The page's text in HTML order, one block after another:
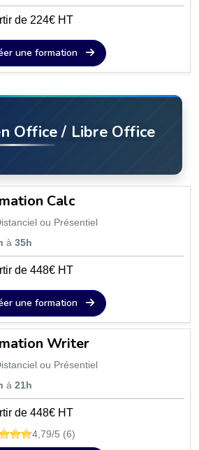
de 224€ HT
une formation
Office / Libre Office
Calc
ou Présentiel
à 35h
de 448€ HT
une formation
Writer
ou Présentiel
à 21h
de 448€ HT
4,79/5 (6)